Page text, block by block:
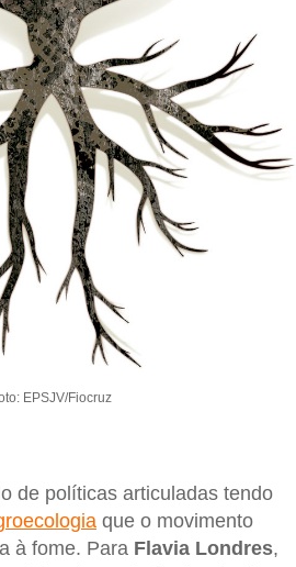
EPSJV/Fiocruz
de políticas articuladas tendo
que o movimento
à fome. Para Flavia Londres,